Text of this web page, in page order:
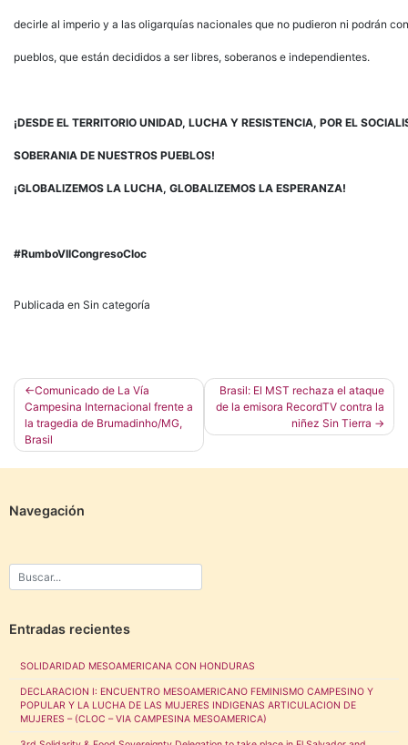
decirle al imperio y a las oligarquías nacionales que no pudieron ni podrán
pueblos, que están decididos a ser libres, soberanos e independientes.
¡DESDE EL TERRITORIO UNIDAD, LUCHA Y RESISTENCIA, POR EL
SOBERANIA DE NUESTROS PUEBLOS!
¡GLOBALIZEMOS LA LUCHA, GLOBALIZEMOS LA ESPERANZA!
#RumboVIICongresoCloc
Publicada en Sin categoría
Navegación
de
entradas
Comunicado de La Vía
Campesina Internacional frente a
la tragedia de Brumadinho/MG,
Brasil
Brasil: El MST rechaza el ataque
de la emisora RecordTV contra la
niñez Sin Tierra
Navegación
Entradas recientes
SOLIDARIDAD MESOAMERICANA CON HONDURAS
DECLARACION I: ENCUENTRO MESOAMERICANO FEMINISMO CAMPESINO Y
POPULAR Y LA LUCHA DE LAS MUJERES INDIGENAS ARTICULACION DE
MUJERES – (CLOC – VIA CAMPESINA MESOAMERICA)